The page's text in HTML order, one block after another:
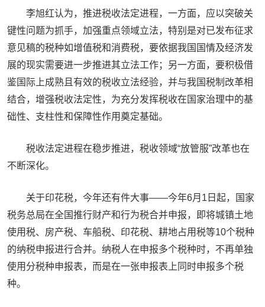
李旭红认为，推进税收法定进程，一方面，应以突破关
键性问题为抓手，加强重点领域立法，特别是对已发布征求
意见稿的税种如增值税和消费税，要依据我国国情及经济发
展的现实需要进一步推进其立法工作；另一方面，要积极借
鉴国际上成熟且有效的税收立法经验，并与我国税制改革相
结合，增强税收法定性，为充分发挥税收在国家治理中的基
础性、支柱性和保障性作用奠定基础。
税收法定进程在稳步推进，税收领域“放管服”改革也在
不断深化。
关于印花税，今年还有件大事——今年6月1日起，国家
税务总局在全国推行财产和行为税合并申报，即将城镇土地
使用税、房产税、车船税、印花税、耕地占用税等10个税种
的纳税申报进行合并。纳税人在申报多个税种时，不再单独
使用分税种申报表，而是在一张申报表上同时申报多个税
种。